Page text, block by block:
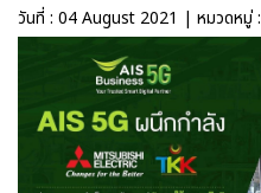
วันที่ : 04 August 2021 | หมวดหมู่ :